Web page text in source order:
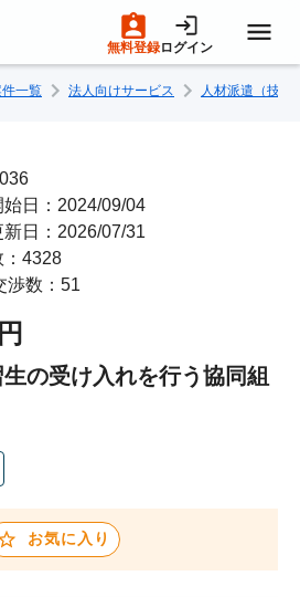
無料登録ログイン
一覧 法人向けサービス 人材派遣（技術
始日：2024/09/04
新日：2026/07/31
：4328
渉数：51
生の受け入れを行う協同組
お気に入り